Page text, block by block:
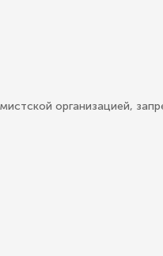
организацией,